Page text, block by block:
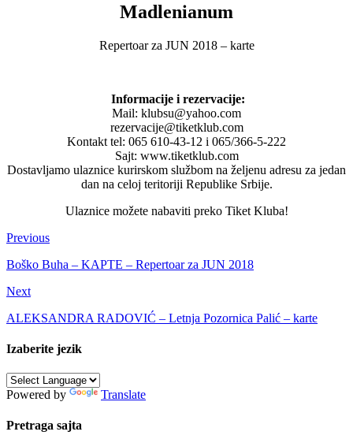
Madlenianum
Repertoar za JUN 2018 – karte
Informacije i rezervacije:
Mail: klubsu@yahoo.com
rezervacije@tiketklub.com
Kontakt tel: 065 610-43-12 i 065/366-5-222
Sajt: www.tiketklub.com
Dostavljamo ulaznice kurirskom službom na željenu adresu za jedan
dan na celoj teritoriji Republike Srbije.
Ulaznice možete nabaviti preko Tiket Kluba!
Previous
Boško Buha – KAPTE – Repertoar za JUN 2018
Next
ALEKSANDRA RADOVIĆ – Letnja Pozornica Palić – karte
Izaberite jezik
Powered by Translate
Pretraga sajta